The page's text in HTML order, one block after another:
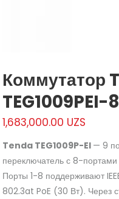
Коммутатор
1,683,000.00 UZS
Tenda TEG1009P-EI — 9
переключатель с 8-
Порты 1-8 поддерживают
802.3at PoE (30 Вт). Через